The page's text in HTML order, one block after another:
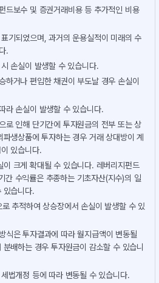
드보수 및 증권거래비용 등 추가적인 비용
기되었으며, 과거의 운용실적이 미래의 수
.
손실이 발생할 수 있습니다.
하거나 편입한 채권이 부도날 경우 손실이
라 손실이 발생할 수 있습니다.
로 인해 단기간에 투자원금의 전부 또는 상
생상품에 투자하는 경우 거래 상대방이 계
있습니다.
이 크게 확대될 수 있습니다. 레버리지펀드
간 수익률은 추종하는 기초자산(지수)의 일
있습니다.
추적하여 상승장에서 손실이 발생할 수 있
식은 투자결과에 따라 월지급액이 변동될
배하는 경우 투자원금이 감소할 수 있습니
법개정 등에 따라 변동될 수 있습니다.